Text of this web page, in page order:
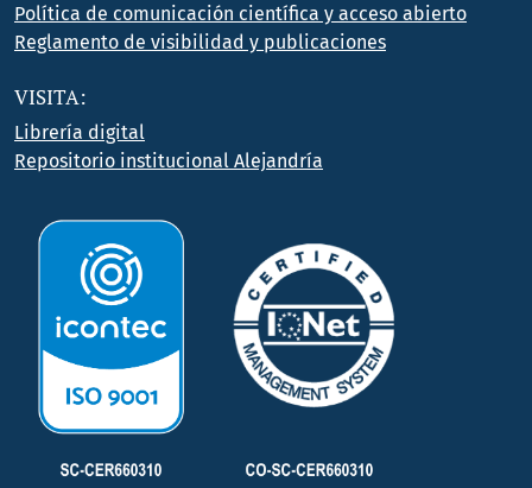
Política de comunicación científica y acceso abierto
Reglamento de visibilidad y publicaciones
VISITA:
Librería digital
Repositorio institucional Alejandría